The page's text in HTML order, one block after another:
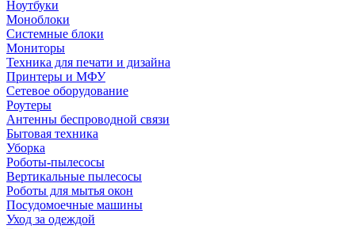
Ноутбуки
Моноблоки
Системные блоки
Мониторы
Техника для печати и дизайна
Принтеры и МФУ
Сетевое оборудование
Роутеры
Антенны беспроводной связи
Бытовая техника
Уборка
Роботы-пылесосы
Вертикальные пылесосы
Роботы для мытья окон
Посудомоечные машины
Уход за одеждой